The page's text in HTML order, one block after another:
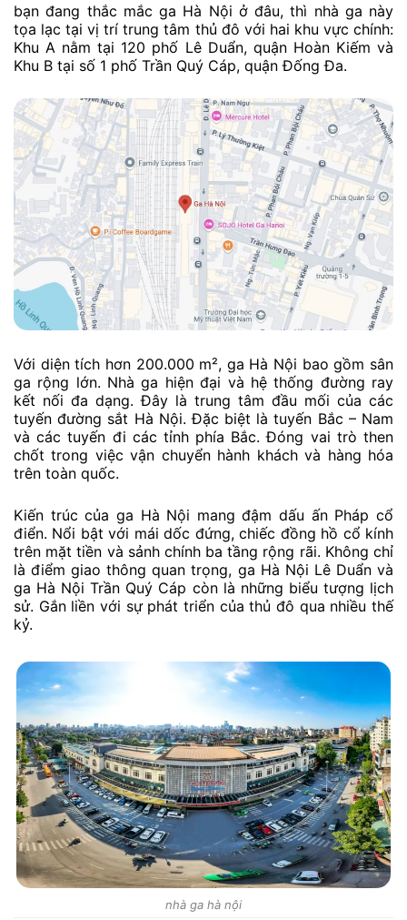
bạn đang thắc mắc ga Hà Nội ở đâu, thì nhà ga này
tọa lạc tại vị trí trung tâm thủ đô với hai khu vực chính:
Khu A nằm tại 120 phố Lê Duẩn, quận Hoàn Kiếm và
Khu B tại số 1 phố Trần Quý Cáp, quận Đống Đa.
Với diện tích hơn 200.000 m², ga Hà Nội bao gồm sân
ga rộng lớn. Nhà ga hiện đại và hệ thống đường ray
kết nối đa dạng. Đây là trung tâm đầu mối của các
tuyến đường sắt Hà Nội. Đặc biệt là tuyến Bắc – Nam
và các tuyến đi các tỉnh phía Bắc. Đóng vai trò then
chốt trong việc vận chuyển hành khách và hàng hóa
trên toàn quốc.
Kiến trúc của ga Hà Nội mang đậm dấu ấn Pháp cổ
điển. Nổi bật với mái dốc đứng, chiếc đồng hồ cổ kính
trên mặt tiền và sảnh chính ba tầng rộng rãi. Không chỉ
là điểm giao thông quan trọng, ga Hà Nội Lê Duẩn và
ga Hà Nội Trần Quý Cáp còn là những biểu tượng lịch
sử. Gắn liền với sự phát triển của thủ đô qua nhiều thế
kỷ.
nhà ga hà nội